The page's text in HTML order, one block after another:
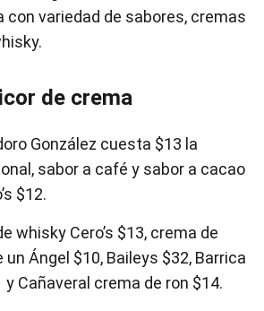
con variedad de sabores, cremas
de crema
González cuesta $13 la
sabor a café y sabor a cacao
$12.
whisky Cero’s $13, crema de
un Ángel $10, Baileys $32, Barrica
Cañaveral crema de ron $14.